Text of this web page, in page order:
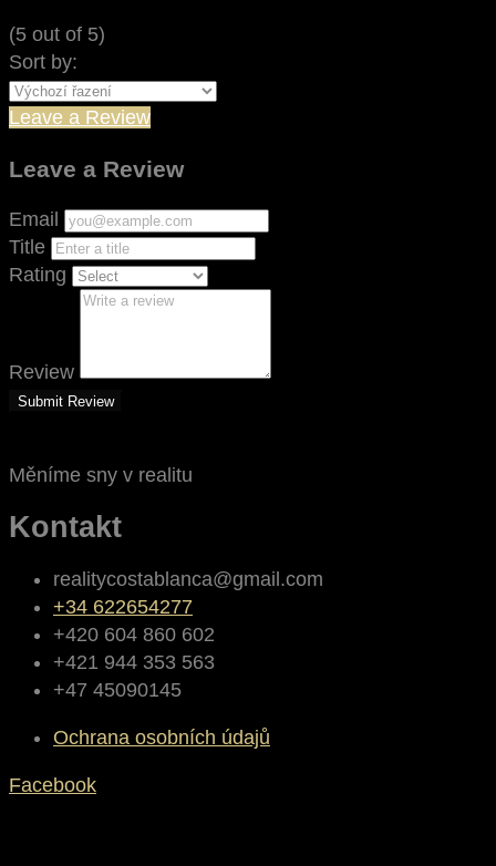
(5 out of 5)
Sort by:
Leave a Review
Leave a Review
Email
Title
Rating
Review
Submit Review
Měníme sny v realitu
Kontakt
realitycostablanca@gmail.com
+34 622654277
+420 604 860 602
+421 944 353 563
+47 45090145
Ochrana osobních údajů
Facebook